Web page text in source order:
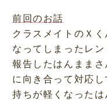
前回のお話
クラスメイトのＸ
なってしまったレ
報告したはんまま
に向き合って対応
持ちが軽くなった